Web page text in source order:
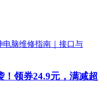
领券24.9元，满减超